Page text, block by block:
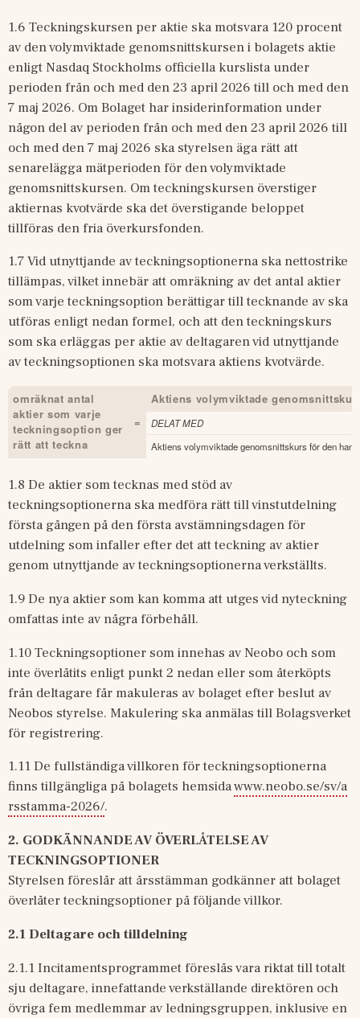
1.6 Teckningskursen per aktie ska motsvara 120 procent
av den volymviktade genomsnittskursen i bolagets aktie
enligt Nasdaq Stockholms officiella kurslista under
perioden från och med den 23 april 2026 till och med den
7 maj 2026. Om Bolaget har insiderinformation under
någon del av perioden från och med den 23 april 2026 till
och med den 7 maj 2026 ska styrelsen äga rätt att
senarelägga mätperioden för den volymviktade
genomsnittskursen. Om teckningskursen överstiger
aktiernas kvotvärde ska det överstigande beloppet
tillföras den fria överkursfonden.
1.7 Vid utnyttjande av teckningsoptionerna ska nettostrike
tillämpas, vilket innebär att omräkning av det antal aktier
som varje teckningsoption berättigar till tecknande av ska
utföras enligt nedan formel, och att den teckningskurs
som ska erläggas per aktie av deltagaren vid utnyttjande
av teckningsoptionen ska motsvara aktiens kvotvärde.
omräknat antal
aktier som varje
teckningsoption ger
rätt att teckna
=
Aktiens volymviktade
DELAT MED
Aktiens volymviktade genomsnittskurs för den
1.8 De aktier som tecknas med stöd av
teckningsoptionerna ska medföra rätt till vinstutdelning
första gången på den första avstämningsdagen för
utdelning som infaller efter det att teckning av aktier
genom utnyttjande av teckningsoptionerna verkställts.
1.9 De nya aktier som kan komma att utges vid nyteckning
omfattas inte av några förbehåll.
1.10 Teckningsoptioner som innehas av Neobo och som
inte överlåtits enligt punkt 2 nedan eller som återköpts
från deltagare får makuleras av bolaget efter beslut av
Neobos styrelse. Makulering ska anmälas till Bolagsverket
för registrering.
1.11 De fullständiga villkoren för teckningsoptionerna
finns tillgängliga på bolagets hemsida www.neobo.se/sv/a
rsstamma-2026/.
2. GODKÄNNANDE AV ÖVERLÅTELSE AV
TECKNINGSOPTIONER
Styrelsen föreslår att årsstämman godkänner att bolaget
överlåter teckningsoptioner på följande villkor.
2.1 Deltagare och tilldelning
2.1.1 Incitamentsprogrammet föreslås vara riktat till totalt
sju deltagare, innefattande verkställande direktören och
övriga fem medlemmar av ledningsgruppen, inklusive en